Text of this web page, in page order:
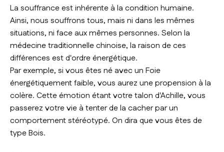
La souffrance est inhérente à la condition humaine.
Ainsi, nous souffrons tous, mais ni dans les mêmes
situations, ni face aux mêmes personnes. Selon la
médecine traditionnelle chinoise, la raison de ces
différences est d'ordre énergétique.
Par exemple, si vous êtes né avec un Foie
énergétiquement faible, vous aurez une propension à la
colère. Cette émotion étant votre talon d'Achille, vous
passerez votre vie à tenter de la cacher par un
comportement stéréotypé. On dira que vous êtes de
type Bois.